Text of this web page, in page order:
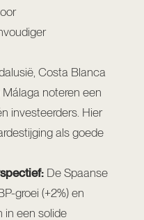
Costa Blanca
noteren een
investeerders. Hier
als goede
De Spaanse
groei (+2%) en
in een solide